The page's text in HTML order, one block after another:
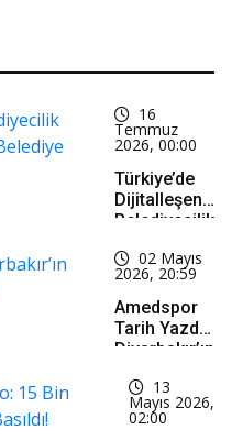
16
Temmuz
2026, 00:00
Türkiye’de
Dijitalleşen
Belediyecilik
Yeni Bir
İsim: İnönü
Belediye
Başkanı
Serhat
02 Mayıs
2026, 20:59
Amedspor
Tarih Yazdı:
Diyarbakır’ın
Hasreti Son
Buldu!
13
Mayıs 2026,
02:00